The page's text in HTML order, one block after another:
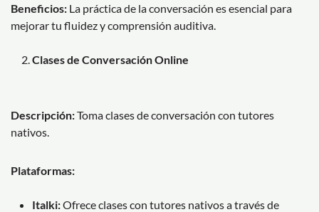
Beneficios: La práctica de la conversación es esencial para
mejorar tu fluidez y comprensión auditiva.
Clases de Conversación Online
Descripción:Toma clases de conversación con tutores
nativos.
Plataformas:
Italki:Ofrece clases con tutores nativos a través de